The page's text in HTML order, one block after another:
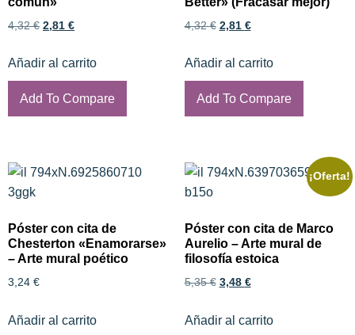
4,32€ 2,81 €
Añadir al carrito
Add To Compare
4,32€ 2,81 €
Añadir al carrito
Add To Compare
Póster con cita de
Chesterton «Enamorarse»
– Arte mural poético
3,24 €
Añadir al carrito
¡Oferta!
Póster con cita de Marco
Aurelio – Arte mural de
filosofía estoica
5,35€ 3,48 €
Añadir al carrito